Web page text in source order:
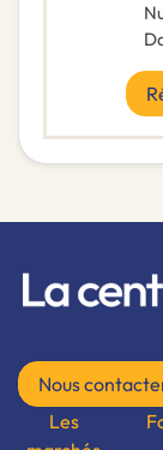
Nous
Les